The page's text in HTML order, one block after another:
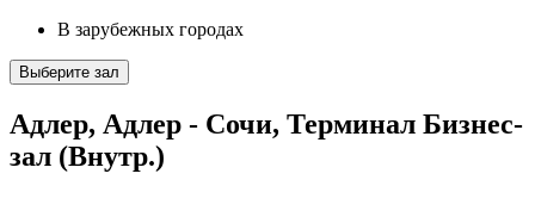
В зарубежных городах
Выберите зал
Адлер, Адлер - Сочи, Терминал Бизнес-
зал (Внутр.)